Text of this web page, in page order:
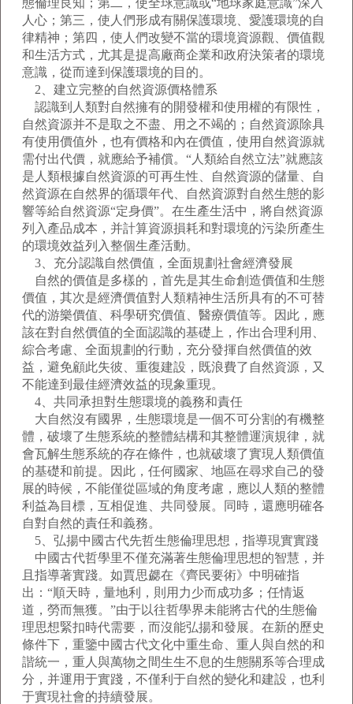
態倫理良知；第二，使全球意識或“地球家庭意識”深入
人心；第三，使人們形成有關保護環境、愛護環境的自
律精神；第四，使人們改變不當的環境資源觀、價值觀
和生活方式，尤其是提高廠商企業和政府決策者的環境
意識，從而達到保護環境的目的。
2、建立完整的自然資源價格體系
認識到人類對自然擁有的開發權和使用權的有限性，
自然資源并不是取之不盡、用之不竭的；自然資源除具
有使用價值外，也有價格和內在價值，使用自然資源就
需付出代價，就應給予補償。“人類給自然立法”就應該
是人類根據自然資源的可再生性、自然資源的儲量、自
然資源在自然界的循環年代、自然資源對自然生態的影
響等給自然資源“定身價”。在生產生活中，將自然資源
列入產品成本，并計算資源損耗和對環境的污染所產生
的環境效益列入整個生產活動。
3、充分認識自然價值，全面規劃社會經濟發展
自然的價值是多樣的，首先是其生命創造價值和生態
價值，其次是經濟價值對人類精神生活所具有的不可替
代的游樂價值、科學研究價值、醫療價值等。因此，應
該在對自然價值的全面認識的基礎上，作出合理利用、
綜合考慮、全面規劃的行動，充分發揮自然價值的效
益，避免顧此失彼、重復建設，既浪費了自然資源，又
不能達到最佳經濟效益的現象重現。
4、共同承担對生態環境的義務和責任
大自然沒有國界，生態環境是一個不可分割的有機整
體，破壞了生態系統的整體結構和其整體運演規律，就
會瓦解生態系統的存在條件，也就破壞了實現人類價值
的基礎和前提。因此，任何國家、地區在尋求自己的發
展的時候，不能僅從區域的角度考慮，應以人類的整體
利益為目標，互相促進、共同發展。同時，還應明確各
自對自然的責任和義務。
5、弘揚中國古代先哲生態倫理思想，指導現實實踐
中國古代哲學里不僅充滿著生態倫理思想的智慧，并
且指導著實踐。如賈思勰在《齊民要術》中明確指
出：“順天時，量地利，則用力少而成功多；任情返
道，勞而無獲。”由于以往哲學界未能將古代的生態倫
理思想緊扣時代需要，而沒能弘揚和發展。在新的歷史
條件下，重鑒中國古代文化中重生命、重人與自然的和
諧統一，重人與萬物之間生生不息的生態關系等合理成
分，并運用于實踐，不僅利于自然的變化和建設，也利
于實現社會的持續發展。